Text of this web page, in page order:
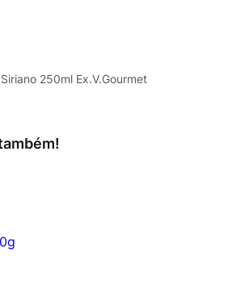
250ml Ex.V.Gourmet